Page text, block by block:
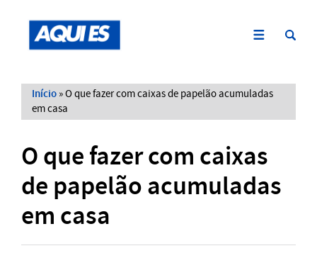
Início »O que fazer com caixas de papelão acumuladas
em casa
O que fazer com caixas
de papelão acumuladas
em casa